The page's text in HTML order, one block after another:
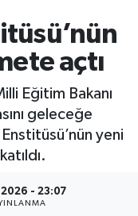
açtı
Eğitim Bakanı
geleceğe
yeni
- 23:07